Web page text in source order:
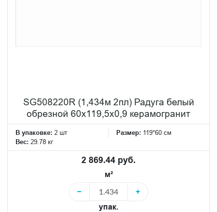
SG508220R (1,434м 2пл) Радуга белый
обрезной 60x119,5x0,9 керамогранит
В упаковке: 2 шт Размер: 119*60 см
Вес: 29.78 кг
2 869.44 руб.
м²
−
+
упак.